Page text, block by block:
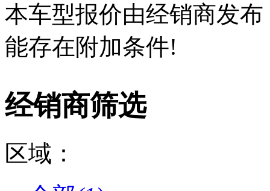
本车型报价由经销商发
能存在附加条件!
经销商筛选
区域：